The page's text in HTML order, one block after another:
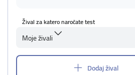
Žival za katero naročate test
Moje živali
Dodaj žival